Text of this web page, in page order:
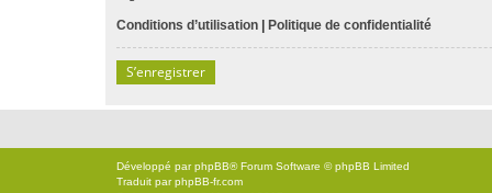
Conditions d’utilisation | Politique de confidentialité
S’enregistrer
Développé parphpBB® Forum Software © phpBB Limited
Traduit parphpBB-fr.com